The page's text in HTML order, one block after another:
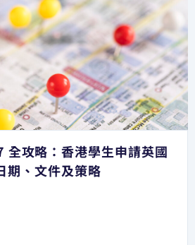
全攻略：香港學生申請英國
期、文件及策略